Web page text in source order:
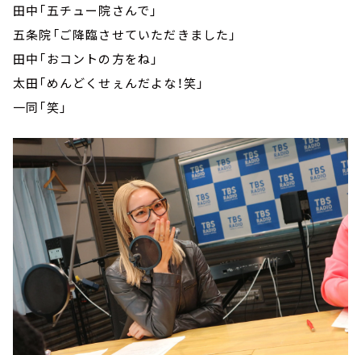
田中「五チュー院さんで」
五条院「ご降臨させていただきました」
田中「おコントの方をね」
太田「めんどくせぇんだよな！笑」
一同「笑」